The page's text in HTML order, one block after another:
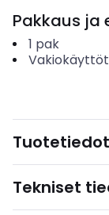
Pakkaus ja
1 pak
Tuotetiedot
Tekniset